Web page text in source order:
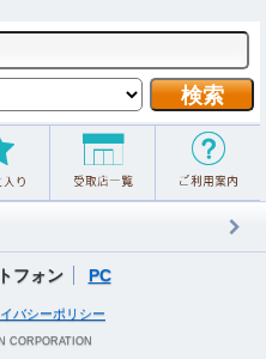
フォン PC
バシーポリシー
CORPORATION